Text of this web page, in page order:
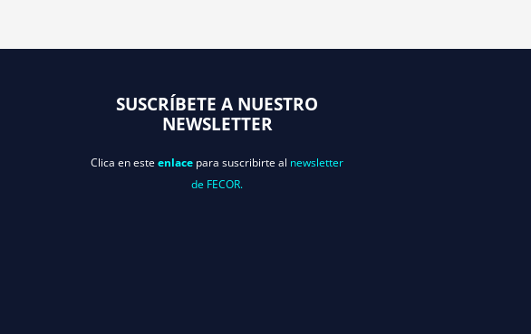
SUSCRÍBETE A NUESTRO
NEWSLETTER
Clica en este enlace para suscribirte al newsletter
de FECOR.